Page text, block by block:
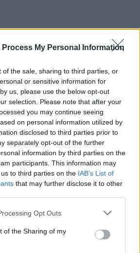
Process My Personal Information
of the sale, sharing to third parties, or
or sensitive information for
us, please use the below opt-out
selection. Please note that after your
you may continue seeing
on personal information utilized by
disclosed to third parties prior to
separately opt-out of the further
information by third parties on the
participants. This information may
to third parties on the IAB’s List of
that may further disclose it to other
Opt Outs
of the Sharing of my